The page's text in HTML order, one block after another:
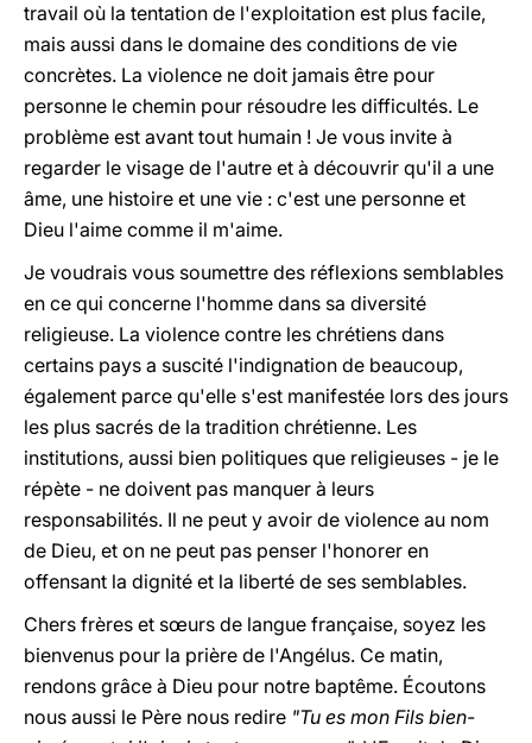
travail où la tentation de l'exploitation est plus facile,
mais aussi dans le domaine des conditions de vie
concrètes. La violence ne doit jamais être pour
personne le chemin pour résoudre les difficultés. Le
problème est avant tout humain ! Je vous invite à
regarder le visage de l'autre et à découvrir qu'il a une
âme, une histoire et une vie : c'est une personne et
Dieu l'aime comme il m'aime.
Je voudrais vous soumettre des réflexions semblables
en ce qui concerne l'homme dans sa diversité
religieuse. La violence contre les chrétiens dans
certains pays a suscité l'indignation de beaucoup,
également parce qu'elle s'est manifestée lors des jours
les plus sacrés de la tradition chrétienne. Les
institutions, aussi bien politiques que religieuses - je le
répète - ne doivent pas manquer à leurs
responsabilités. Il ne peut y avoir de violence au nom
de Dieu, et on ne peut pas penser l'honorer en
offensant la dignité et la liberté de ses semblables.
Chers frères et sœurs de langue française, soyez les
bienvenus pour la prière de l'Angélus. Ce matin,
rendons grâce à Dieu pour notre baptême. Écoutons
nous aussi le Père nous redire "Tu es mon Fils bien-